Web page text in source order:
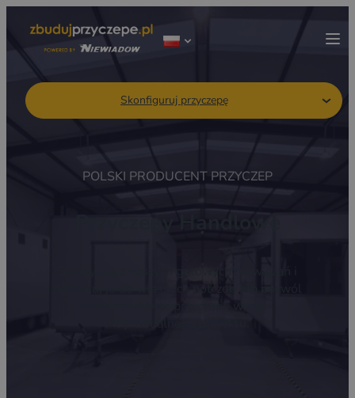
Skonfiguruj przyczepę
POLSKI PRODUCENT PRZYCZEP